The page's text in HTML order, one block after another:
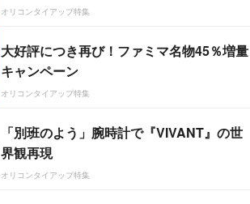
オリコンタイアップ特集
大好評につき再び！ファミマ名物45％増量
キャンペーン
オリコンタイアップ特集
「別班のよう」腕時計で『VIVANT』の世
界観再現
オリコンタイアップ特集